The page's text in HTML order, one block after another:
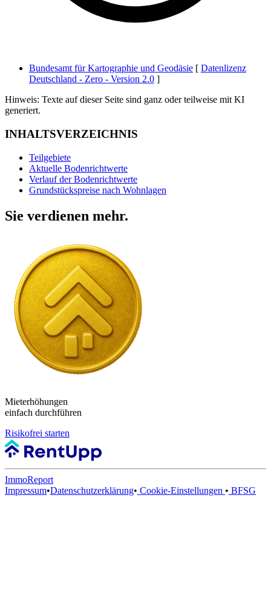
Bundesamt für Kartographie und Geodäsie [ Datenlizenz
Deutschland - Zero - Version 2.0 ]
Hinweis: Texte auf dieser Seite sind ganz oder teilweise mit KI
generiert.
INHALTSVERZEICHNIS
Teilgebiete
Aktuelle Bodenrichtwerte
Verlauf der Bodenrichtwerte
Grundstückspreise nach Wohnlagen
Sie verdienen mehr.
Mieterhöhungen
einfach durchführen
Risikofrei starten
ImmoReport
Impressum•Datenschutzerklärung• Cookie-Einstellungen • BFSG